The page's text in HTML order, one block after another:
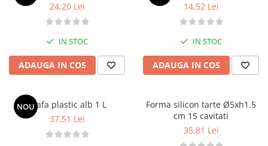
24,20 Lei
IN STOC
ADAUGA IN COS
14,52 Lei
IN STOC
ADAUGA IN COS
NOUScafa plastic alb 1 L
37,51 Lei
Forma silicon tarte Ø5xh1.5
cm 15 cavitati
35,81 Lei